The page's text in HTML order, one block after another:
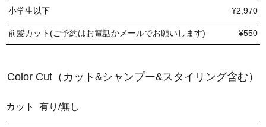
小学生以下 ¥2,970
前髪カット(ご予約はお電話かメールでお願いします) ¥550
Color Cut（カット&シャンプー&スタイリング含む）
カット 有り/無し